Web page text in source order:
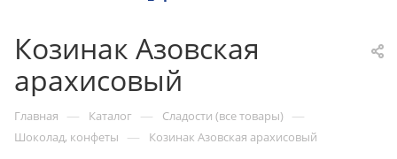
Козинак Азовская
арахисовый
Главная — Каталог — Сладости (все товары) —
Шоколад, конфеты — Козинак Азовская арахисовый